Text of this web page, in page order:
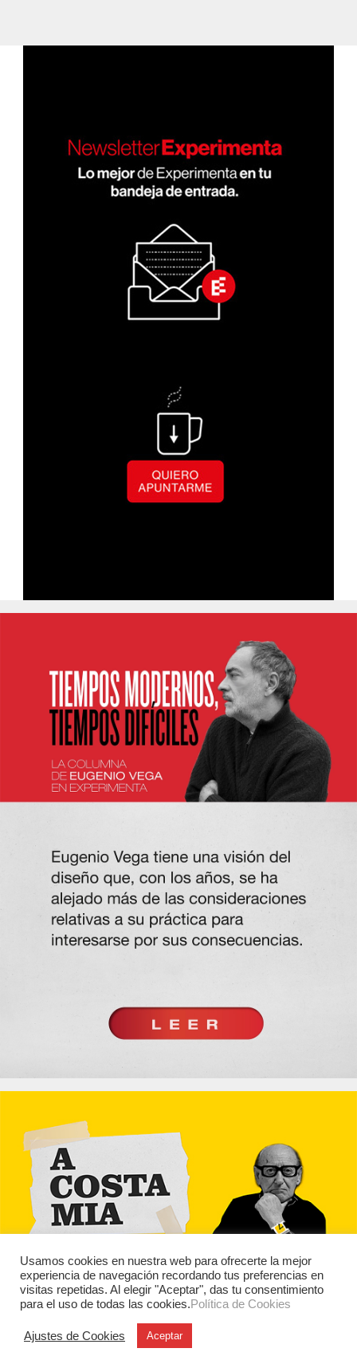
Usamos cookies en nuestra web para ofrecerte la mejor
experiencia de navegación recordando tus preferencias en
visitas repetidas. Al elegir "Aceptar", das tu consentimiento
para el uso de todas las cookies.Política de Cookies
Ajustes de Cookies Aceptar